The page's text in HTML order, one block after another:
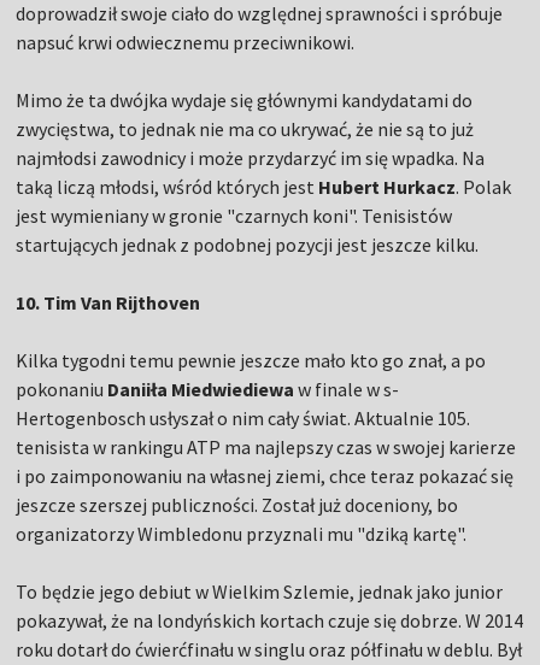
doprowadził swoje ciało do względnej sprawności i spróbuje
napsuć krwi odwiecznemu przeciwnikowi.
Mimo że ta dwójka wydaje się głównymi kandydatami do
zwycięstwa, to jednak nie ma co ukrywać, że nie są to już
najmłodsi zawodnicy i może przydarzyć im się wpadka. Na
taką liczą młodsi, wśród których jest Hubert Hurkacz. Polak
jest wymieniany w gronie "czarnych koni". Tenisistów
startujących jednak z podobnej pozycji jest jeszcze kilku.
10. Tim Van Rijthoven
Kilka tygodni temu pewnie jeszcze mało kto go znał, a po
pokonaniu Daniiła Miedwiediewa w finale w s-
Hertogenbosch usłyszał o nim cały świat. Aktualnie 105.
tenisista w rankingu ATP ma najlepszy czas w swojej karierze
i po zaimponowaniu na własnej ziemi, chce teraz pokazać się
jeszcze szerszej publiczności. Został już doceniony, bo
organizatorzy Wimbledonu przyznali mu "dziką kartę".
To będzie jego debiut w Wielkim Szlemie, jednak jako junior
pokazywał, że na londyńskich kortach czuje się dobrze. W 2014
roku dotarł do ćwierćfinału w singlu oraz półfinału w deblu. Był